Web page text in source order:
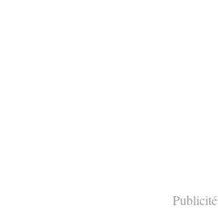
Publicité